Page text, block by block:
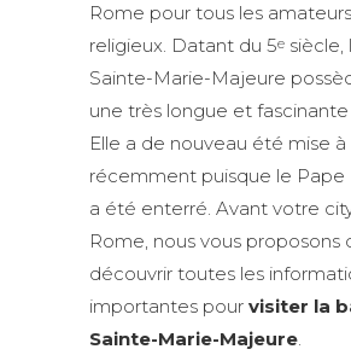
Rome pour tous les
religieux. Datant du 5e siècle,
Sainte-Marie-Majeure
une très longue et fascinante
Elle a de nouveau été mise à
récemment puisque le Pape
a été enterré. Avant votre
Rome, nous vous proposons
découvrir toutes les
importantes pour visiter la
Sainte-Marie-Majeure.